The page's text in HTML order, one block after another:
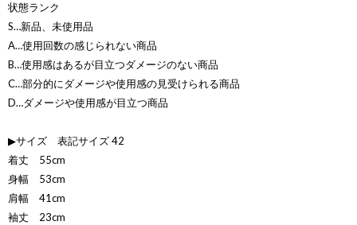
状態ランク
S…新品、未使用品
A…使用回数の感じられない商品
B…使用感はあるが目立つダメージのない商品
C…部分的にダメージや使用感の見受けられる商品
D…ダメージや使用感が目立つ商品
▶サイズ 表記サイズ 42
着丈 55cm
身幅 53cm
肩幅 41cm
袖丈 23cm